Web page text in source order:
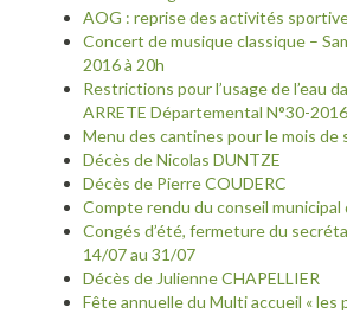
AOG : reprise des activités
Concert de musique classique –
2016 à 20h
Restrictions pour l’usage de l’eau
ARRETE Départemental N°30-
Menu des cantines pour le mois de
Décès de Nicolas DUNTZE
Décès de Pierre COUDERC
Compte rendu du conseil
Congés d’été, fermeture du
14/07 au 31/07
Décès de Julienne CHAPELLIER
Fête annuelle du Multi accueil « les